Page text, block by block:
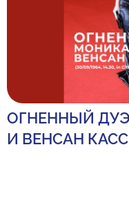
ОГНЕННЫЙ
И ВЕНСАН